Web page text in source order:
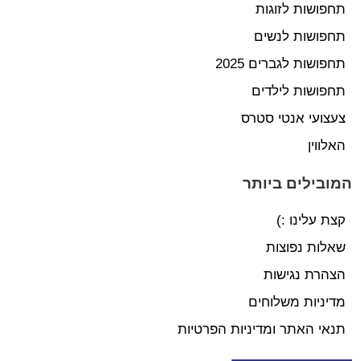
תחפושות לזוגות
תחפושות לנשים
תחפושות לגברים 2025
תחפושות לילדים
צעצועי אנטי סטרס
האלווין
המובילים ביותר
קצת עלינו :)
שאלות נפוצות
הצהרת נגישות
מדיניות משלוחים
תנאי האתר ומדיניות הפרטיות